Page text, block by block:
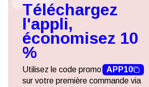
Téléchargez
l'appli,
économisez 10
%
Utilisez le code promo APP10
sur votre première commande via